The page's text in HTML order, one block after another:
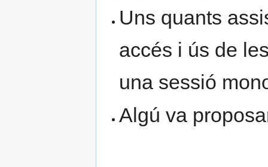
Uns quants
accés i ús de
una sessió
Algú va